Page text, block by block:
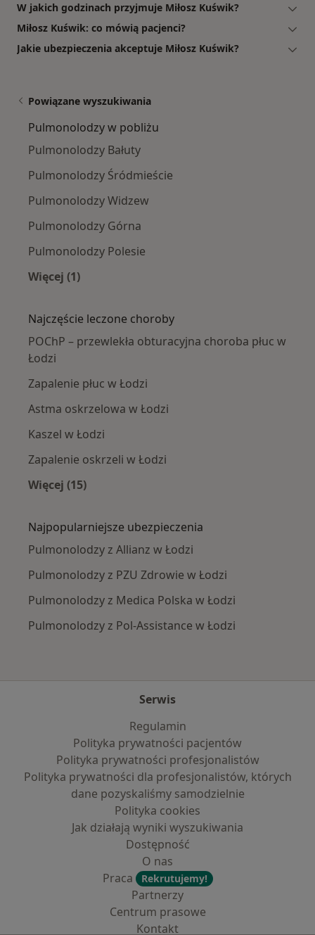
W jakich godzinach przyjmuje Miłosz Kuświk?
Miłosz Kuświk: co mówią pacjenci?
Jakie ubezpieczenia akceptuje Miłosz Kuświk?
Powiązane wyszukiwania
Pulmonolodzy w pobliżu
Pulmonolodzy Bałuty
Pulmonolodzy Śródmieście
Pulmonolodzy Widzew
Pulmonolodzy Górna
Pulmonolodzy Polesie
Więcej (1)
Najczęście leczone choroby
POChP – przewlekła obturacyjna choroba płuc w
Łodzi
Zapalenie płuc w Łodzi
Astma oskrzelowa w Łodzi
Kaszel w Łodzi
Zapalenie oskrzeli w Łodzi
Więcej (15)
Najpopularniejsze ubezpieczenia
Pulmonolodzy z Allianz w Łodzi
Pulmonolodzy z PZU Zdrowie w Łodzi
Pulmonolodzy z Medica Polska w Łodzi
Pulmonolodzy z Pol-Assistance w Łodzi
Serwis
Regulamin
Polityka prywatności pacjentów
Polityka prywatności profesjonalistów
Polityka prywatności dla profesjonalistów, których
dane pozyskaliśmy samodzielnie
Polityka cookies
Jak działają wyniki wyszukiwania
Dostępność
O nas
Praca
Rekrutujemy!
Partnerzy
Centrum prasowe
Kontakt